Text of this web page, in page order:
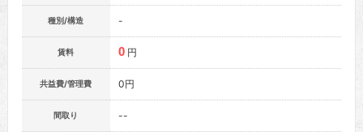
種別/構造 -
賃料 0 円
共益費/管理費 0円
間取り --